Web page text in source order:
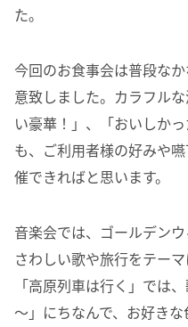
た。
今回のお食事会は普段な
意致しました。カラフル
い豪華！」、「おいしか
も、ご利用者様の好みや
催できればと思います。
音楽会では、ゴールデン
さわしい歌や旅行をテー
「高原列車は行く」では
～」にちなんで、お好き